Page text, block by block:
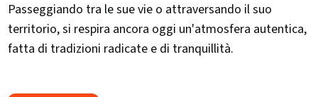
Passeggiando tra le sue vie o attraversando il suo
territorio, si respira ancora oggi un'atmosfera autentica,
fatta di tradizioni radicate e di tranquillità.